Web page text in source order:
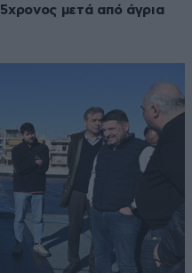
μετά από άγρια